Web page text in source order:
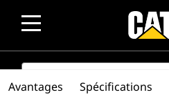
SEARCH
Avantages Spécifications